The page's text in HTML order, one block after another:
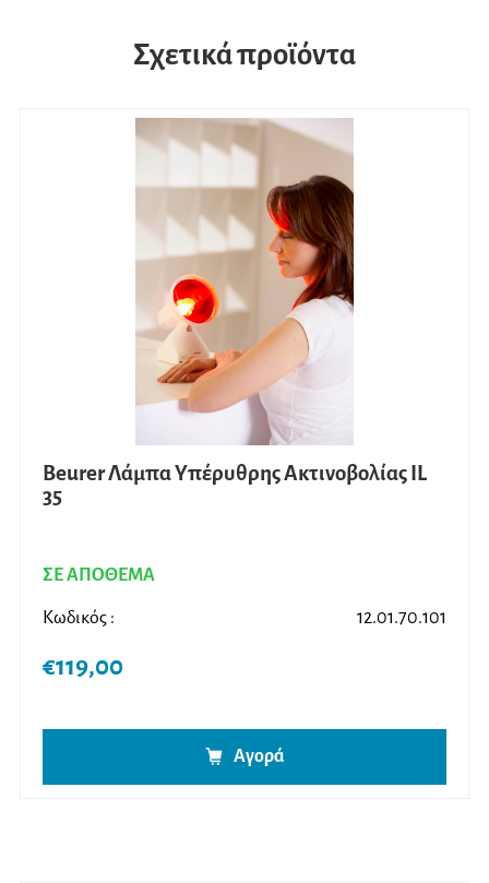
Σχετικά προϊόντα
Beurer Λάμπα Υπέρυθρης Ακτινοβολίας IL
35
ΣΕ ΑΠΟΘΕΜΑ
Κωδικός : 12.01.70.101
€119,00
Αγορά